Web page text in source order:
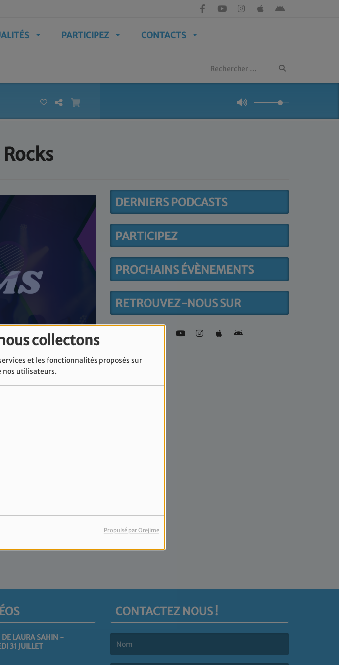
collectons
et les fonctionnalités proposés sur
nos utilisateurs.
Propulsé par Orejime
PARTICIPEZ CONTACTS
DERNIERS PODCASTS
PARTICIPEZ
PROCHAINS ÉVÈNEMENTS
RETROUVEZ-NOUS SUR
DE LAURA SAHIN -
31 JUILLET
CONTACTEZ NOUS !